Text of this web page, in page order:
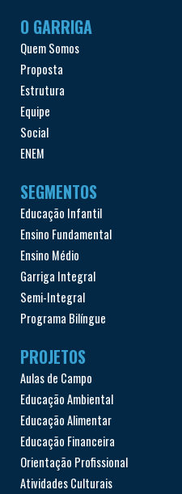
O GARRIGA
Quem Somos
Proposta
Estrutura
Equipe
Social
ENEM
SEGMENTOS
Educação Infantil
Ensino Fundamental
Ensino Médio
Garriga Integral
Semi-Integral
Programa Bilíngue
PROJETOS
Aulas de Campo
Educação Ambiental
Educação Alimentar
Educação Financeira
Orientação Profissional
Atividades Culturais